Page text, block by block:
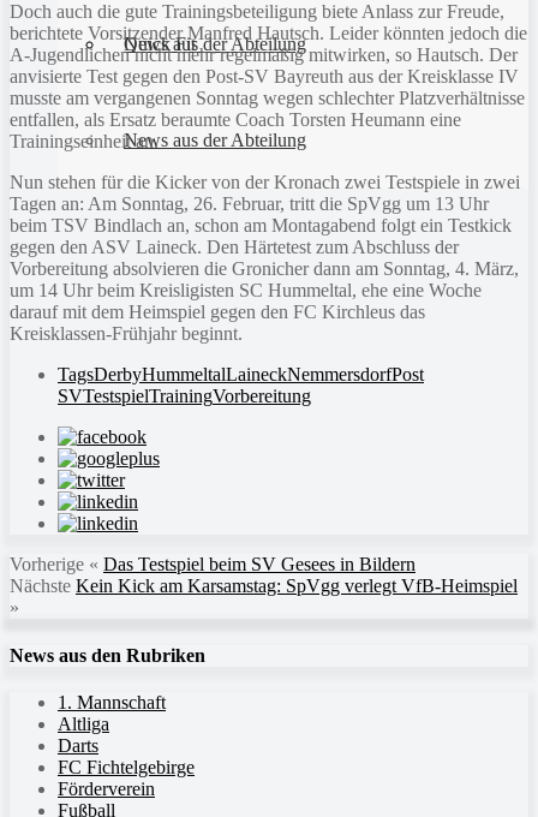
Quick Fit
News aus der Abteilung
News aus der Abteilung
Doch auch die gute Trainingsbeteiligung biete Anlass zur Freude,
berichtete Vorsitzender Manfred Hautsch. Leider könnten jedoch die
A-Jugendlichen nicht mehr regelmäßig mitwirken, so Hautsch. Der
anvisierte Test gegen den Post-SV Bayreuth aus der Kreisklasse IV
musste am vergangenen Sonntag wegen schlechter Platzverhältnisse
entfallen, als Ersatz beraumte Coach Torsten Heumann eine
Trainingseinheit an.
Nun stehen für die Kicker von der Kronach zwei Testspiele in zwei
Tagen an: Am Sonntag, 26. Februar, tritt die SpVgg um 13 Uhr
beim TSV Bindlach an, schon am Montagabend folgt ein Testkick
gegen den ASV Laineck. Den Härtetest zum Abschluss der
Vorbereitung absolvieren die Gronicher dann am Sonntag, 4. März,
um 14 Uhr beim Kreisligisten SC Hummeltal, ehe eine Woche
darauf mit dem Heimspiel gegen den FC Kirchleus das
Kreisklassen-Frühjahr beginnt.
TagsDerbyHummeltalLaineckNemmersdorfPost
SVTestspielTrainingVorbereitung
Vorherige « Das Testspiel beim SV Gesees in Bildern
Nächste Kein Kick am Karsamstag: SpVgg verlegt VfB-Heimspiel
»
News aus den Rubriken
1. Mannschaft
Altliga
Darts
FC Fichtelgebirge
Förderverein
Fußball